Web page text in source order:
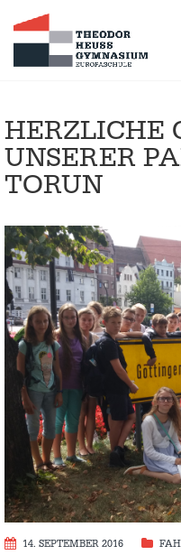
HERZLICHE
NSERER
ORUN
14. SEPTEMBER 2016